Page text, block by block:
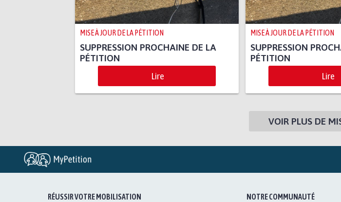
MISE À JOUR DE LA PÉTITION
SUPPRESSION PROCHAINE DE LA
PÉTITION
Lire
MISE À JOUR DE LA PÉTITION
SUPPRESSION
PÉTITION
Lire
VOIR PLUS DE
RÉUSSIR VOTRE MOBILISATION NOTRE COMMUNAUTÉ